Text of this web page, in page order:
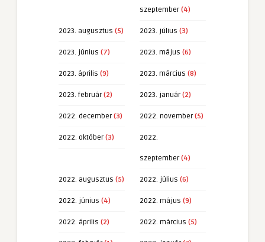
szeptember(4)
2023. augusztus (5) 2023. július (3)
2023. június (7) 2023. május (6)
2023. április (9) 2023. március (8)
2023. február(2) 2023. január(2)
2022. december(3) 2022. november(5)
2022. október(3) 2022.
szeptember(4)
2022. augusztus (5) 2022. július (6)
2022. június (4) 2022. május (9)
2022. április (2) 2022. március (5)